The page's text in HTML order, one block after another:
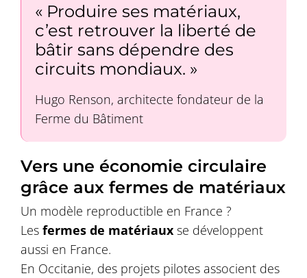
« Produire ses matériaux,
c’est retrouver la liberté de
bâtir sans dépendre des
circuits mondiaux. »
Hugo Renson, architecte fondateur de la
Ferme du Bâtiment
Vers une économie circulaire
grâce aux fermes de matériaux
Un modèle reproductible en France ?
Les fermes de matériauxse développent
aussi en France.
En Occitanie, des projets pilotes associent des